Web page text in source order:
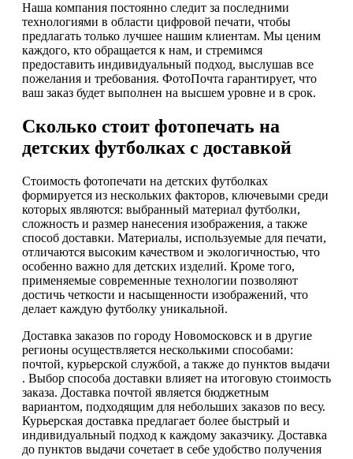
Наша компания постоянно следит за последними
технологиями в области цифровой печати, чтобы
предлагать только лучшее нашим клиентам. Мы ценим
каждого, кто обращается к нам, и стремимся
предоставить индивидуальный подход, выслушав все
пожелания и требования. ФотоПочта гарантирует, что
ваш заказ будет выполнен на высшем уровне и в срок.
Сколько стоит фотопечать на
детских футболках с доставкой
Стоимость фотопечати на детских футболках
формируется из нескольких факторов, ключевыми среди
которых являются: выбранный материал футболки,
сложность и размер нанесения изображения, а также
способ доставки. Материалы, используемые для печати,
отличаются высоким качеством и экологичностью, что
особенно важно для детских изделий. Кроме того,
применяемые современные технологии позволяют
достичь четкости и насыщенности изображений, что
делает каждую футболку уникальной.
Доставка заказов по городу Новомосковск и в другие
регионы осуществляется несколькими способами:
почтой, курьерской службой, а также до пунктов выдачи
. Выбор способа доставки влияет на итоговую стоимость
заказа. Доставка почтой является бюджетным
вариантом, подходящим для небольших заказов по весу.
Курьерская доставка предлагает более быстрый и
индивидуальный подход к каждому заказчику. Доставка
до пунктов выдачи сочетает в себе удобство получения